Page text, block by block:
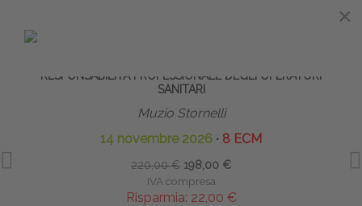
RESPONSABILITÀ PROFESSIONALE DEGLI OPERATORI
SANITARI
Muzio Stornelli
14 novembre 2026 ∙ 8 ECM
220,00 € 198,00 €
IVA compresa
Risparmia: 22,00 €
×